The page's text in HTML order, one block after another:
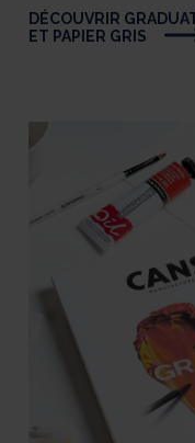
DÉCOUVRIR
ET PAPIER GRIS